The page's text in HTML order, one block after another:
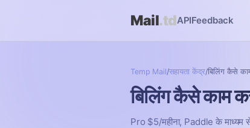
Mail.tdAPIFeedback
Temp Mail/सहायता केंद्र/बिलिंग कैसे
बिलिंग कैसे काम
Pro $5/महीना, Paddle के माध्यम से